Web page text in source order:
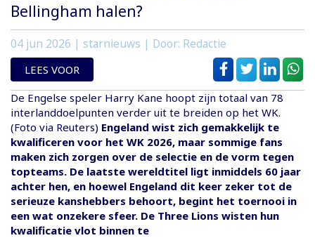
Bellingham halen?
04 jun 2026 | starnieuws | Door: Redactie
LEES VOOR
De Engelse speler Harry Kane hoopt zijn totaal van 78
interlanddoelpunten verder uit te breiden op het WK.
(Foto via Reuters) Engeland wist zich gemakkelijk te
kwalificeren voor het WK 2026, maar sommige fans
maken zich zorgen over de selectie en de vorm tegen
topteams. De laatste wereldtitel ligt inmiddels 60 jaar
achter hen, en hoewel Engeland dit keer zeker tot de
serieuze kanshebbers behoort, begint het toernooi in
een wat onzekere sfeer. De Three Lions wisten hun
kwalificatie vlot binnen te